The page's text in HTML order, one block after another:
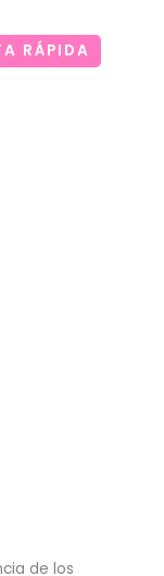
RÁPIDA
de los